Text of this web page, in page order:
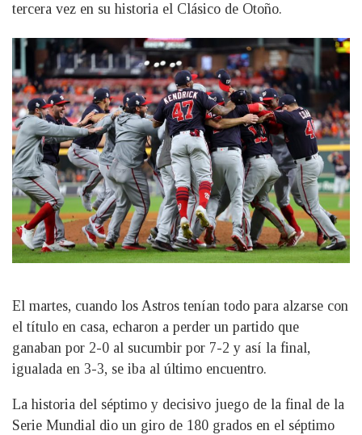
tercera vez en su historia el Clásico de Otoño.
El martes, cuando los Astros tenían todo para alzarse con
el título en casa, echaron a perder un partido que
ganaban por 2-0 al sucumbir por 7-2 y así la final,
igualada en 3-3, se iba al último encuentro.
La historia del séptimo y decisivo juego de la final de la
Serie Mundial dio un giro de 180 grados en el séptimo